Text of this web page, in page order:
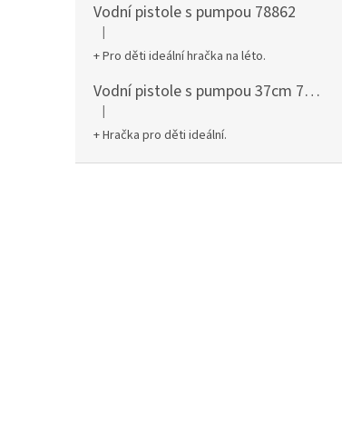
Vodní pistole s pumpou 78862
Hodnocení produktu je 5 z 5 hvězdiček.
|
+ Pro děti ideální hračka na léto.
Vodní pistole s pumpou 37cm 78961
Hodnocení produktu je 5 z 5 hvězdiček.
|
+ Hračka pro děti ideální.